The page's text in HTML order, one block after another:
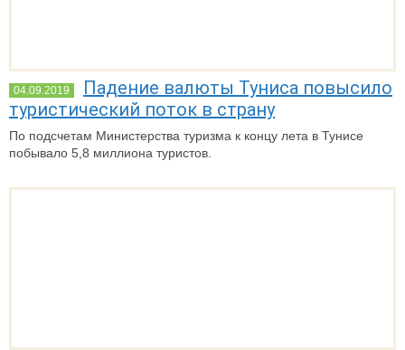
04.09.2019
Падение валюты Туниса повысило
туристический поток в страну
По подсчетам Министерства туризма к концу лета в Тунисе
побывало 5,8 миллиона туристов.